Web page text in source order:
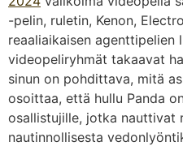
-pelin, ruletin, Kenon,
reaaliaikaisen agenttipelien
videopeliryhmät takaavat
sinun on pohdittava, mitä
osoittaa, että hullu Panda
osallistujille, jotka nauttivat
nautinnollisesta